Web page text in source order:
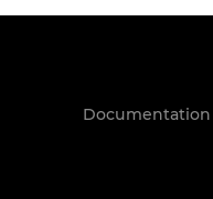
Documentation